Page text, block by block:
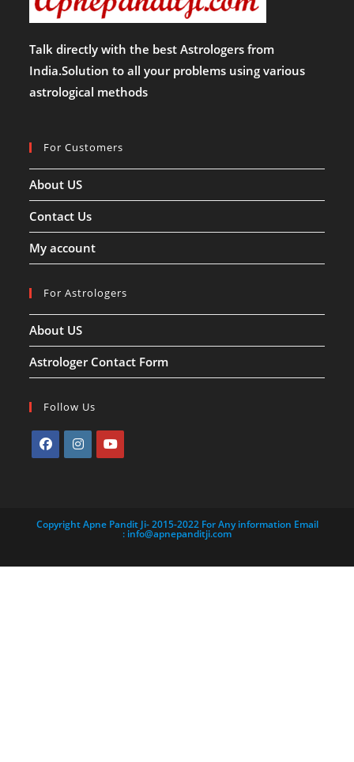
Talk directly with the best Astrologers from
India.Solution to all your problems using various
astrological methods
For Customers
About US
Contact Us
My account
For Astrologers
About US
Astrologer Contact Form
Follow Us
Copyright Apne Pandit Ji- 2015-2022 For Any information Email
: info@apnepanditji.com